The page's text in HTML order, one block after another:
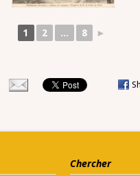
1 2 ... 8 ►
Chercher